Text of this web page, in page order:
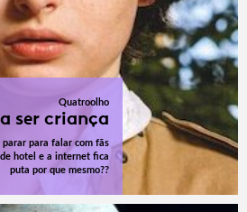
Quatroolho
ser criança
para falar com fãs
hotel e a internet fica
puta por que mesmo??